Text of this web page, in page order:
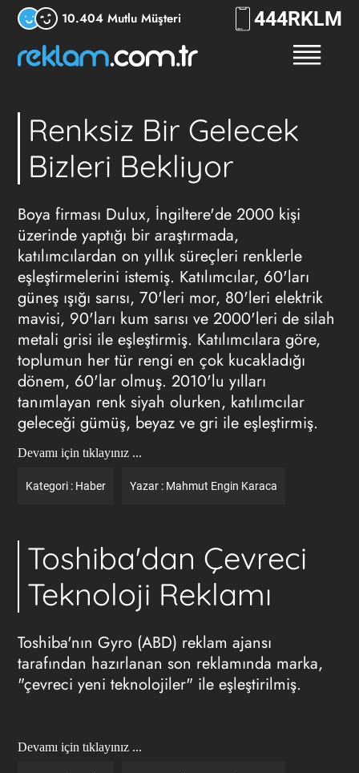
10.404 Mutlu Müşteri 444RKLM
Renksiz Bir Gelecek
Bizleri Bekliyor
Boya firması Dulux, İngiltere'de 2000 kişi
üzerinde yaptığı bir araştırmada,
katılımcılardan on yıllık süreçleri renklerle
eşleştirmelerini istemiş. Katılımcılar, 60'ları
güneş ışığı sarısı, 70'leri mor, 80'leri elektrik
mavisi, 90'ları kum sarısı ve 2000'leri de silah
metali grisi ile eşleştirmiş. Katılımcılara göre,
toplumun her tür rengi en çok kucakladığı
dönem, 60'lar olmuş. 2010'lu yılları
tanımlayan renk siyah olurken, katılımcılar
geleceği gümüş, beyaz ve gri ile eşleştirmiş.
Devamı için tıklayınız ...
Kategori : Haber Yazar : Mahmut Engin Karaca
Toshiba'dan Çevreci
Teknoloji Reklamı
Toshiba'nın Gyro (ABD) reklam ajansı
tarafından hazırlanan son reklamında marka,
"çevreci yeni teknolojiler" ile eşleştirilmiş.
Devamı için tıklayınız ...